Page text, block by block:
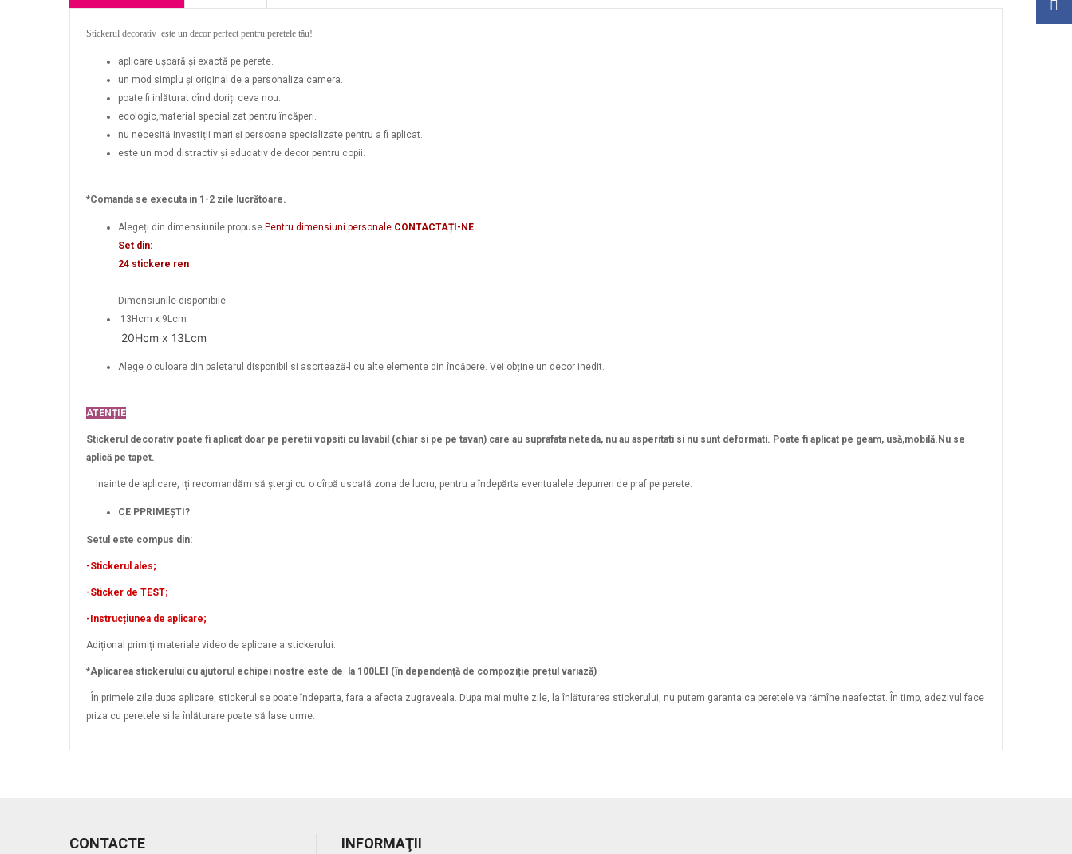
Stickerul decorativ este un decor perfect pentru peretele tău!
aplicare ușoară și exactă pe perete.
un mod simplu și original de a personaliza camera.
poate fi inlăturat cînd doriți ceva nou.
ecologic,material specializat pentru încăperi.
nu necesită investiții mari și persoane specializate pentru a fi aplicat.
este un mod distractiv și educativ de decor pentru copii.
*Comanda se executa in 1-2 zile lucrătoare.
Alegeți din dimensiunile propuse. Pentru dimensiuni personale CONTACTAȚI-NE.
Set din:
24 stickere ren
Dimensiunile disponibile
13Hcm x 9Lcm
20Hcm x 13Lcm
Alege o culoare din paletarul disponibil si asortează-l cu alte elemente din încăpere. Vei obține un decor inedit.
ATENȚIE
Stickerul decorativ poate fi aplicat doar pe peretii vopsiti cu lavabil (chiar si pe pe tavan) care au suprafata neteda, nu au asperitati si nu sunt deformati. Poate fi aplicat pe geam, usă,mobilă.Nu se
aplică pe tapet.
Inainte de aplicare, iți recomandăm să ștergi cu o cîrpă uscată zona de lucru, pentru a îndepărta eventualele depuneri de praf pe perete.
CE PPRIMEȘTI?
Setul este compus din:
-Stickerul ales;
-Sticker de TEST;
-Instrucțiunea de aplicare;
Adițional primiți materiale video de aplicare a stickerului.
*Aplicarea stickerului cu ajutorul echipei nostre este de la 100LEI (în dependență de compoziție prețul variază)
În primele zile dupa aplicare, stickerul se poate îndeparta, fara a afecta zugraveala. Dupa mai multe zile, la înlăturarea stickerului, nu putem garanta ca peretele va rămîne neafectat. În timp, adezivul face
priza cu peretele si la înlăturare poate să lase urme.
CONTACTE INFORMAŢII